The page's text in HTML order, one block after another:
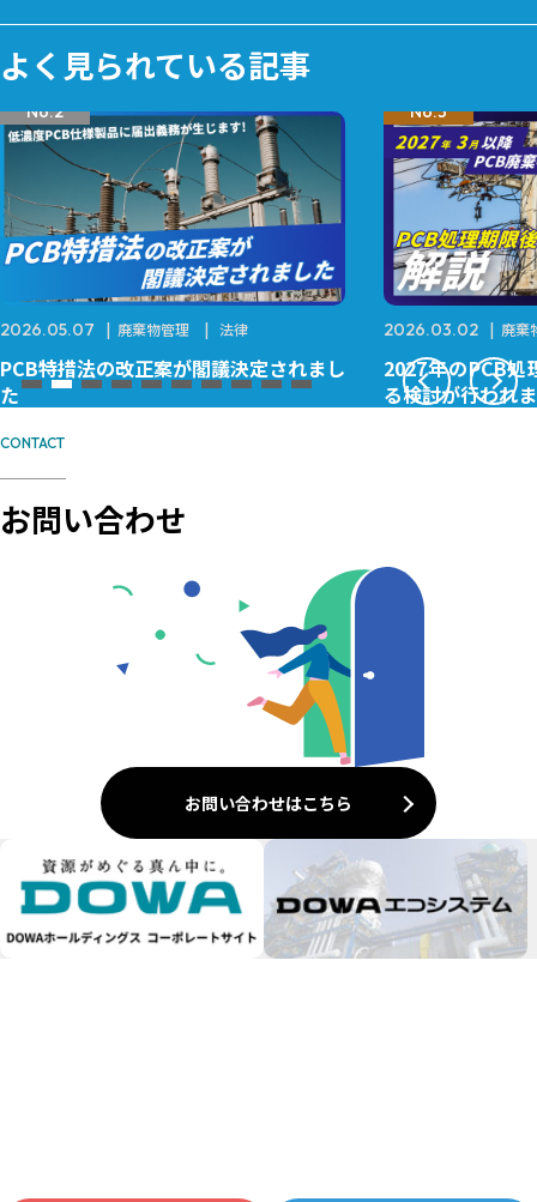
よく見られている記事
No.2
2026.05.07 廃棄物管理 法律
PCB特措法の改正案が閣議決定されまし
た
No.3
2026.03.02 廃棄
2027年のPCB
る検討が行われ
CONTACT
お問い合わせ
お問い合わせはこちら